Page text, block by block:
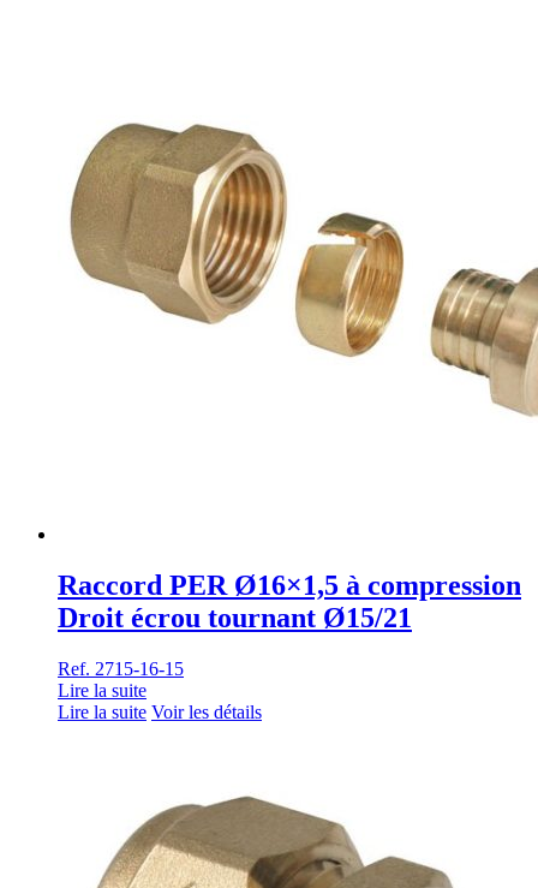
Raccord PER Ø16×1,5 à compression
Droit écrou tournant Ø15/21
Ref. 2715-16-15
Lire la suite
Lire la suite Voir les détails